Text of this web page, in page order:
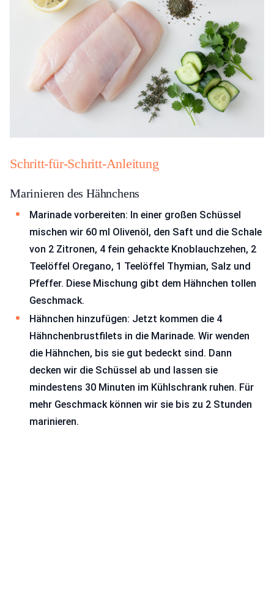
Schritt-für-Schritt-Anleitung
Marinieren des Hähnchens
Marinade vorbereiten: In einer großen Schüssel
mischen wir 60 ml Olivenöl, den Saft und die Schale
von 2 Zitronen, 4 fein gehackte Knoblauchzehen, 2
Teelöffel Oregano, 1 Teelöffel Thymian, Salz und
Pfeffer. Diese Mischung gibt dem Hähnchen tollen
Geschmack.
Hähnchen hinzufügen: Jetzt kommen die 4
Hähnchenbrustfilets in die Marinade. Wir wenden
die Hähnchen, bis sie gut bedeckt sind. Dann
decken wir die Schüssel ab und lassen sie
mindestens 30 Minuten im Kühlschrank ruhen. Für
mehr Geschmack können wir sie bis zu 2 Stunden
marinieren.